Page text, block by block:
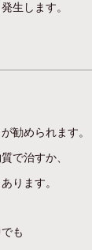
生します。
勧められます。
で治すか、
ります。
も